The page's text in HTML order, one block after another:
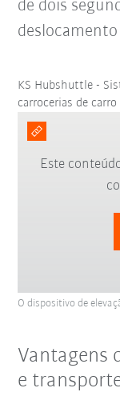
de dois
KS Hubshuttle -
carrocerias de carro
Este
O dispositivo de
Vantagens
e